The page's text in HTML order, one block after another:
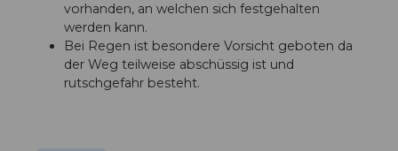
vorhanden, an welchen sich festgehalten
werden kann.
Bei Regen ist besondere Vorsicht geboten da
der Weg teilweise abschüssig ist und
rutschgefahr besteht.